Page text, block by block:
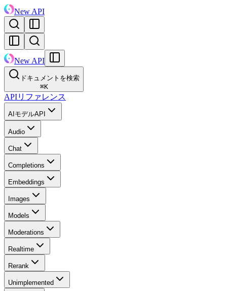
New API
New API
ドキュメントを検索
⌘K
APIリファレンス
AIモデルAPI
Audio
Chat
Completions
Embeddings
Images
Models
Moderations
Realtime
Rerank
Unimplemented